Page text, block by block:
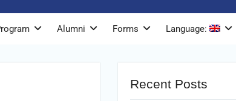
Alumni Forms Language:
Recent Posts